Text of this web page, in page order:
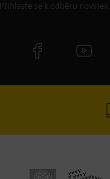
Přihlaste se k odběru novinek.